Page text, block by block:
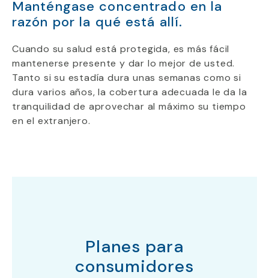
Manténgase concentrado en la
razón por la qué está allí.
Cuando su salud está protegida, es más fácil
mantenerse presente y dar lo mejor de usted.
Tanto si su estadía dura unas semanas como si
dura varios años, la cobertura adecuada le da la
tranquilidad de aprovechar al máximo su tiempo
en el extranjero.
Planes para
consumidores